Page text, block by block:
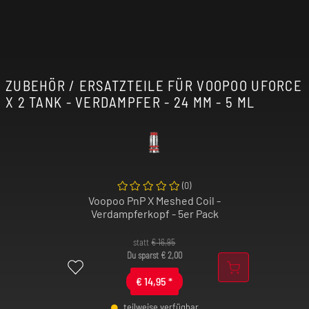
ZUBEHÖR / ERSATZTEILE FÜR VOOPOO UFORCE
X 2 TANK - VERDAMPFER - 24 MM - 5 ML
statt€16,95
Du sparst €2,00
€ 14,95 *
(0)
Voopoo PnP X Meshed Coil -
Verdampferkopf - 5er Pack